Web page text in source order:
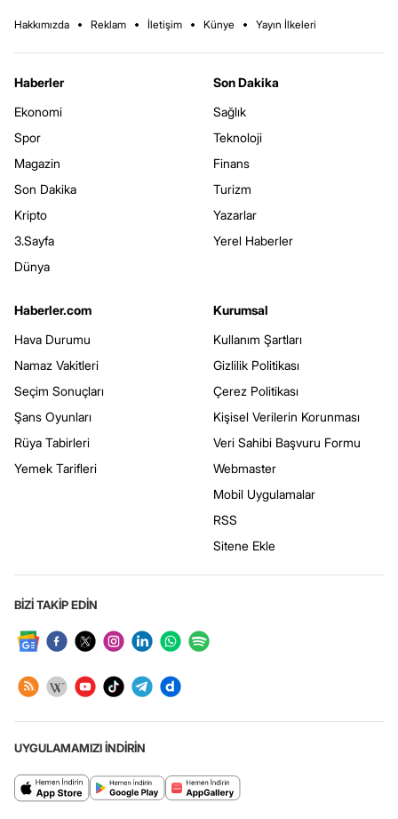
Hakkımızda Reklam İletişim Künye Yayın İlkeleri
Haberler
Ekonomi
Spor
Magazin
Son Dakika
Kripto
3.Sayfa
Dünya
Son Dakika
Sağlık
Teknoloji
Finans
Turizm
Yazarlar
Yerel Haberler
Haberler.com
Hava Durumu
Namaz Vakitleri
Seçim Sonuçları
Şans Oyunları
Rüya Tabirleri
Yemek Tarifleri
Kurumsal
Kullanım Şartları
Gizlilik Politikası
Çerez Politikası
Kişisel Verilerin Korunması
Veri Sahibi Başvuru Formu
Webmaster
Mobil Uygulamalar
RSS
Sitene Ekle
BİZİ TAKİP EDİN
UYGULAMAMIZI İNDİRİN